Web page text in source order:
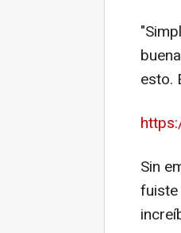
esto.
Sin
fuiste